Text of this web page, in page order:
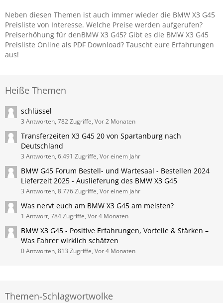
Neben diesen Themen ist auch immer wieder die BMW X3 G45
Preisliste von Interesse. Welche Preise werden aufgerufen?
Preiserhöhung für denBMW X3 G45? Gibt es die BMW X3 G45
Preisliste Online als PDF Download? Tauscht eure Erfahrungen
aus!
Heiße Themen
schlüssel
3 Antworten, 782 Zugriffe, Vor 2 Monaten
Transferzeiten X3 G45 20 von Spartanburg nach
Deutschland
3 Antworten, 6.491 Zugriffe, Vor einem Jahr
BMW G45 Forum Bestell- und Wartesaal - Bestellen 2024
Lieferzeit 2025 - Auslieferung des BMW X3 G45
3 Antworten, 8.776 Zugriffe, Vor einem Jahr
Was nervt euch am BMW X3 G45 am meisten?
1 Antwort, 784 Zugriffe, Vor 4 Monaten
BMW X3 G45 - Positive Erfahrungen, Vorteile & Stärken –
Was Fahrer wirklich schätzen
0 Antworten, 813 Zugriffe, Vor 4 Monaten
Themen-Schlagwortwolke